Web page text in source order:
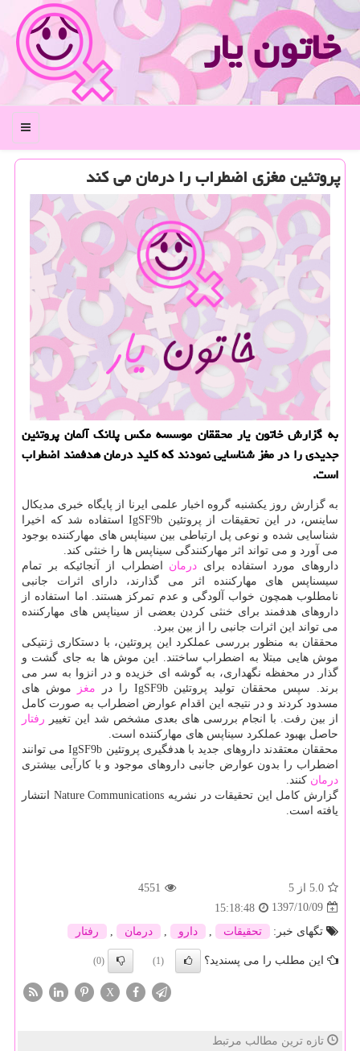
خاتون یار
منو
پروتئین مغزی اضطراب را درمان می كند
به گزارش خاتون یار محققان موسسه مكس پلانك آلمان پروتئین
جدیدی را در مغز شناسایی نمودند كه كلید درمان هدفمند اضطراب
است.
به گزارش روز یكشنبه گروه اخبار علمی ایرنا از پایگاه خبری مدیكال
ساینس، در این تحقیقات از پروتئین IgSF9b استفاده شد كه اخیرا
شناسایی شده و نوعی پل ارتباطی بین سیناپس های مهاركننده بوجود
می آورد و می تواند اثر مهاركنندگی سیناپس ها را خنثی كند.
داروهای مورد استفاده برای درمان اضطراب از آنجائیكه بر تمام
سیسناپس های مهاركننده اثر می گذارند، دارای اثرات جانبی
نامطلوب همچون خواب آلودگی و عدم تمركز هستند. اما استفاده از
داروهای هدفمند برای خنثی كردن بعضی از سیناپس های مهاركننده
می تواند این اثرات جانبی را از بین ببرد.
محققان به منظور بررسی عملكرد این پروتئین، با دستكاری ژنتیكی
موش هایی مبتلا به اضطراب ساختند. این موش ها به جای گشت و
گذار در محفظه نگهداری، به گوشه ای خزیده و در انزوا به سر می
برند. سپس محققان تولید پروتئین IgSF9b را در
مغز
موش های
مسدود كردند و در نتیجه این اقدام عوارض اضطراب به صورت كامل
از بین رفت. با انجام بررسی های بعدی مشخص شد این تغییر رفتار
حاصل بهبود عملكرد سیناپس های مهاركننده است.
محققان معتقدند داروهای جدید با هدفگیری پروتئین IgSF9b می توانند
اضطراب را بدون عوارض جانبی داروهای موجود و با كارآیی بیشتری
درمان كنند.
گزارش كامل این تحقیقات در نشریه Nature Communications انتشار
یافته است.
5.0 از 5
4551
1397/10/09
15:18:48
تگهای خبر:
تحقیقات دارو درمان رفتار
این مطلب را می پسندید؟ (1)
(0)
X
تازه ترین مطالب مرتبط